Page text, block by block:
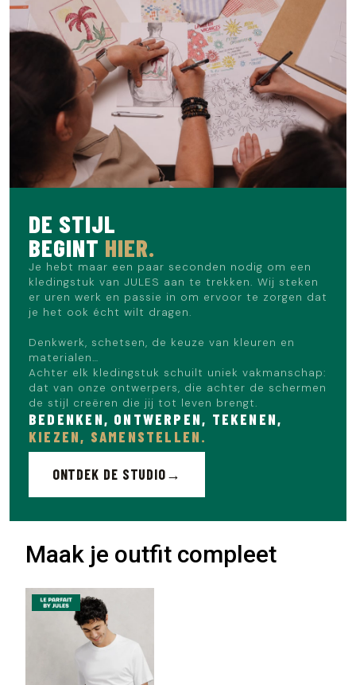
DE STIJL
BEGINT HIER.
Je hebt maar een paar seconden nodig om een
kledingstuk van JULES aan te trekken. Wij steken
er uren werk en passie in om ervoor te zorgen dat
je het ook écht wilt dragen.
Denkwerk, schetsen, de keuze van kleuren en
materialen…
Achter elk kledingstuk schuilt uniek vakmanschap:
dat van onze ontwerpers, die achter de schermen
de stijl creëren die jij tot leven brengt.
BEDENKEN, ONTWERPEN, TEKENEN,
KIEZEN, SAMENSTELLEN.
ONTDEK DE STUDIO
Maak je outfit compleet